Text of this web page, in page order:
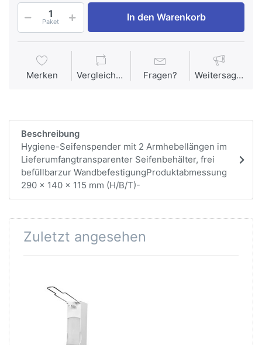
Paket In den Warenkorb
Merken Vergleichen Fragen? Weitersagen
Beschreibung
Hygiene-Seifenspender mit 2 Armhebellängen im
Lieferumfangtransparenter Seifenbehälter, frei
befüllbarzur WandbefestigungProduktabmessung
290 x 140 x 115 mm (H/B/T)-
Zuletzt angesehen